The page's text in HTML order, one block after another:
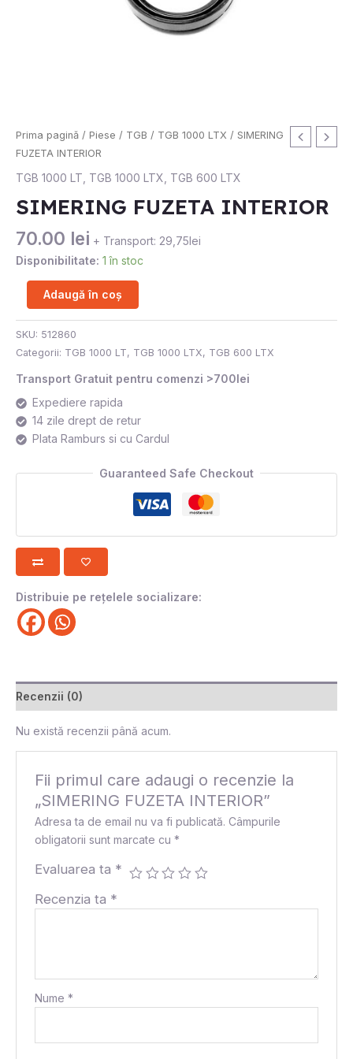
Prima pagină / Piese / TGB / TGB 1000 LTX / SIMERING
FUZETA INTERIOR
TGB 1000 LT TGB 1000 LTX TGB 600 LTX
SIMERING FUZETA INTERIOR
70.00 lei + Transport: 29,75lei
Disponibilitate: 1 în stoc
Cantitate
SIMERING
FUZETA
Adaugă în coș
SKU: 512860
Categorii: TGB 1000 LT, TGB 1000 LTX, TGB 600 LTX
Transport Gratuit pentru comenzi >700lei
Expediere rapida
14 zile drept de retur
Plata Ramburs si cu Cardul
Guaranteed Safe Checkout
Distribuie pe rețelele socializare:
Recenzii (0)
Nu există recenzii până acum.
Fii primul care adaugi o recenzie la
„SIMERING FUZETA INTERIOR”
Adresa ta de email nu va fi publicată. Câmpurile
obligatorii sunt marcate cu*
Evaluarea ta *
Recenzia ta *
Nume*